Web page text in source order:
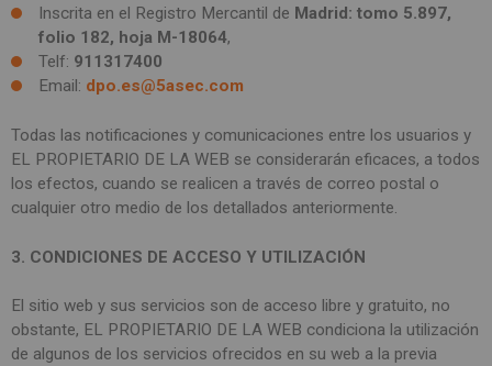
Inscrita en el Registro Mercantil de Madrid: tomo 5.897,
folio 182, hoja M-18064,
Telf: 911317400
Email: dpo.es@5asec.com
Todas las notificaciones y comunicaciones entre los usuarios y
EL PROPIETARIO DE LA WEB se considerarán eficaces, a todos
los efectos, cuando se realicen a través de correo postal o
cualquier otro medio de los detallados anteriormente.
3. CONDICIONES DE ACCESO Y UTILIZACIÓN
El sitio web y sus servicios son de acceso libre y gratuito, no
obstante, EL PROPIETARIO DE LA WEB condiciona la utilización
de algunos de los servicios ofrecidos en su web a la previa